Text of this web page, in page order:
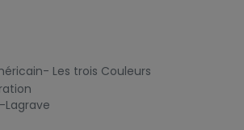
Les trois Couleurs